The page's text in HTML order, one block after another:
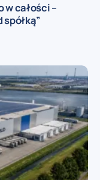
w całości –